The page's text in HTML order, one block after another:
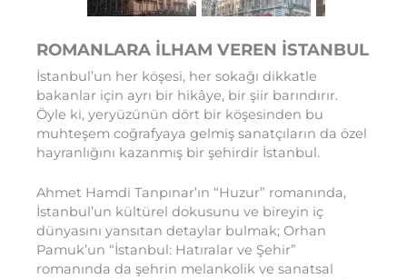
ROMANLARA İLHAM VEREN İSTANBUL
İstanbul’un her köşesi, her sokağı dikkatle
bakanlar için ayrı bir hikâye, bir şiir barındırır.
Öyle ki, yeryüzünün dört bir köşesinden bu
muhteşem coğrafyaya gelmiş sanatçıların da özel
hayranlığını kazanmış bir şehirdir İstanbul.
Ahmet Hamdi Tanpınar’ın “Huzur” romanında,
İstanbul’un kültürel dokusunu ve bireyin iç
dünyasını yansıtan detaylar bulmak; Orhan
Pamuk’un “İstanbul: Hatıralar ve Şehir”
romanında da şehrin melankolik ve sanatsal